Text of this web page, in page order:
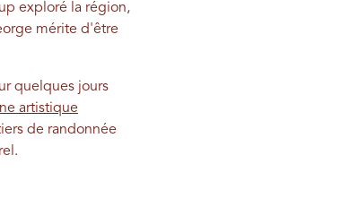
exploré la région,
mérite d'être
quelques jours
artistique
de randonnée